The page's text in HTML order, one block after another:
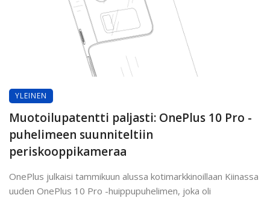
YLEINEN
Muotoilupatentti paljasti: OnePlus 10 Pro -
puhelimeen suunniteltiin
periskooppikameraa
OnePlus julkaisi tammikuun alussa kotimarkkinoillaan Kiinassa
uuden OnePlus 10 Pro -huippupuhelimen, joka oli